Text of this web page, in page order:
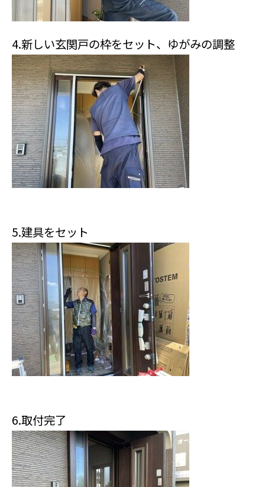
4.新しい玄関戸の枠をセット、ゆがみの調整
5.建具をセット
6.取付完了